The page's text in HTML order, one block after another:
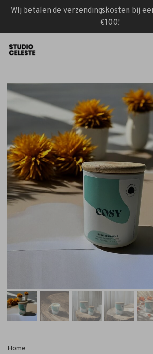
WIj betalen de verzendingskosten bij
€100!
Home